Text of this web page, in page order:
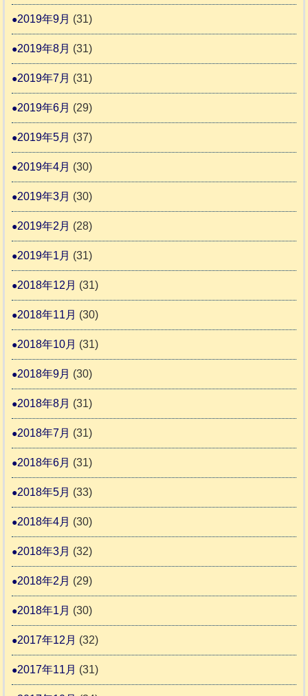
2019年9月 (31)
2019年8月 (31)
2019年7月 (31)
2019年6月 (29)
2019年5月 (37)
2019年4月 (30)
2019年3月 (30)
2019年2月 (28)
2019年1月 (31)
2018年12月 (31)
2018年11月 (30)
2018年10月 (31)
2018年9月 (30)
2018年8月 (31)
2018年7月 (31)
2018年6月 (31)
2018年5月 (33)
2018年4月 (30)
2018年3月 (32)
2018年2月 (29)
2018年1月 (30)
2017年12月 (32)
2017年11月 (31)